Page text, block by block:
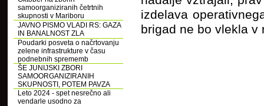
samoorganiziranih četrtnih
skupnosti v Mariboru
JAVNO PISMO VLADI RS: GAZA
IN BANALNOST ZLA
Poudarki posveta o načrtovanju
zelene infrastrukture v času
podnebnih sprememb
ŠE JUNIJSKI ZBORI
SAMOORGANIZIRANIH
SKUPNOSTI, POTEM PAVZA
Leto 2024 - spet nesrečno ali
vendarle usodno za
izdelava
brigad ne bo vlekla v